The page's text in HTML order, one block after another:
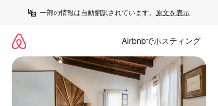
一部の情報は自動翻訳されています。 原文を表示
Airbnbでホスティング